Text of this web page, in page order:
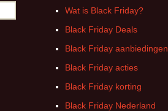
Wat is Black Friday?
Black Friday Deals
Black Friday aanbiedingen
Black Friday acties
Black Friday korting
Black Friday Nederland